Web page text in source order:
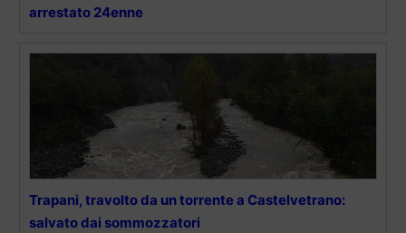
arrestato 24enne
Trapani, travolto da un torrente a Castelvetrano:
salvato dai sommozzatori